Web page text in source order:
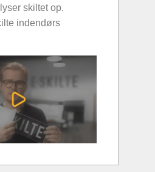
skiltet op.
indendørs